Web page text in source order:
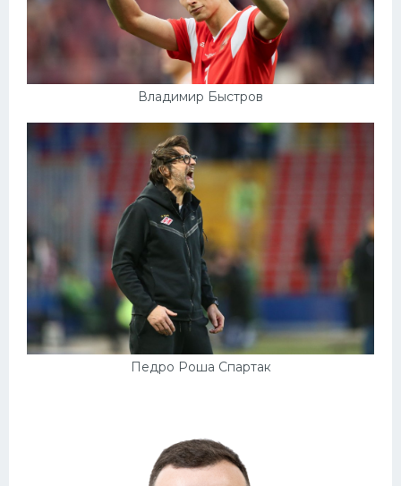
Владимир Быстров
Педро Роша Спартак